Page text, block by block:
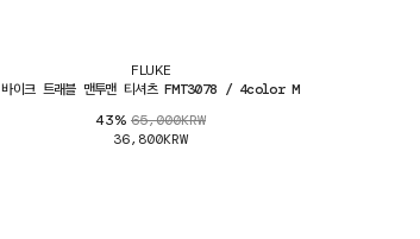
FLUKE
바이크 트래블 맨투맨 티셔츠 FMT3078 / 4color M
43% 65,000KRW
36,800KRW